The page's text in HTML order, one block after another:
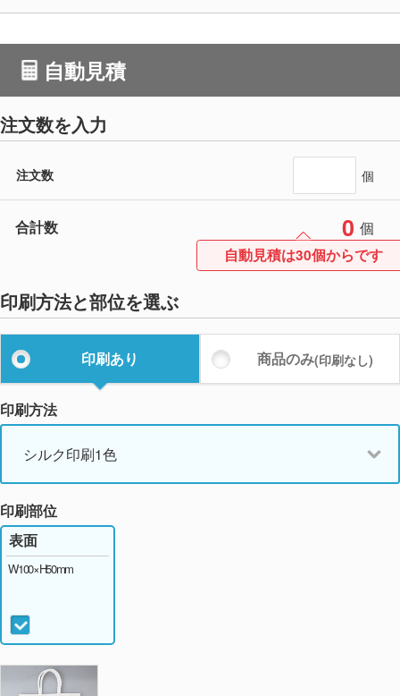
自動見積
注文数を入力
注文数 個
合計数 0 個
自動見積は30個からです
印刷方法と部位を選ぶ
印刷あり 商品のみ(印刷なし)
印刷方法
シルク印刷1色
印刷部位
表面
W100×H50mm